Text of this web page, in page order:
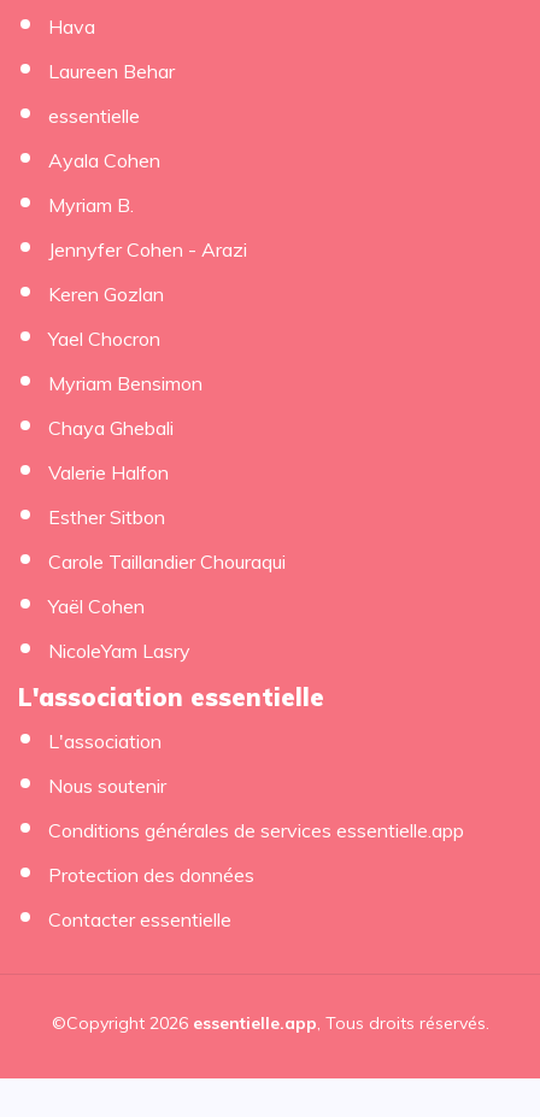
Hava
Laureen Behar
essentielle
Ayala Cohen
Myriam B.
Jennyfer Cohen - Arazi
Keren Gozlan
Yael Chocron
Myriam Bensimon
Chaya Ghebali
Valerie Halfon
Esther Sitbon
Carole Taillandier Chouraqui
Yaël Cohen
NicoleYam Lasry
L'association essentielle
L'association
Nous soutenir
Conditions générales de services essentielle.app
Protection des données
Contacter essentielle
©Copyright 2026 essentielle.app, Tous droits réservés.